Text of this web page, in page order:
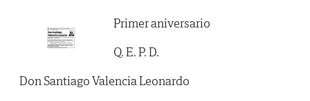
Primer aniversario
Q. E. P. D.
Don Santiago Valencia Leonardo